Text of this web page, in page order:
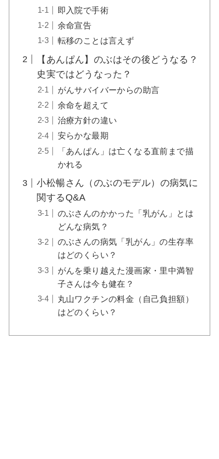
い理由がなぜなのか深掘り！
あんぱん蘭子と八木どうなる？結婚？辻信太
郎の妻の史実についても！
あんぱん健太郎の髪型変わった！カツラやエ
クステ？地毛なのか調査【けんちゃん】
あんぱん八木の家族は？結婚して妻や子供が
あんぱん「どん底」どんな話？八木上等兵が
読み聞かせした本の内容【ゴーリキー】
【動画】あんぱんのキスシーン！史実ではの
ぶの言葉で思わずキス？【やなせたかし】
即入院で手術
余命宣告
転移のことは言えず
【あんぱん】のぶはその後どうなる？
史実ではどうなった？
がんサバイバーからの助言
余命を超えて
治療方針の違い
安らかな最期
「あんぱん」は亡くなる直前まで描
かれる
小松暢さん（のぶのモデル）の病気に
関するQ&A
のぶさんのかかった「乳がん」とは
どんな病気？
のぶさんの病気「乳がん」の生存率
はどのくらい？
がんを乗り越えた漫画家・里中満智
子さんは今も健在？
丸山ワクチンの料金（自己負担額）
はどのくらい？